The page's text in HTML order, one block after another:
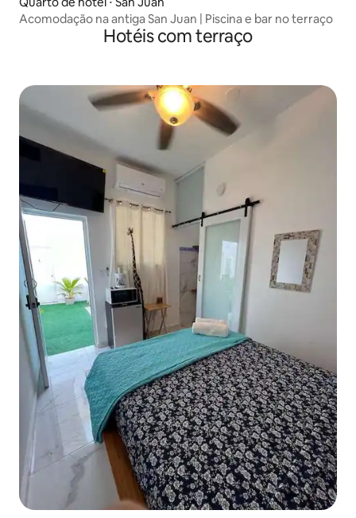
Acomodação na antiga San Juan | Piscina e bar no terraço
Hotéis com terraço